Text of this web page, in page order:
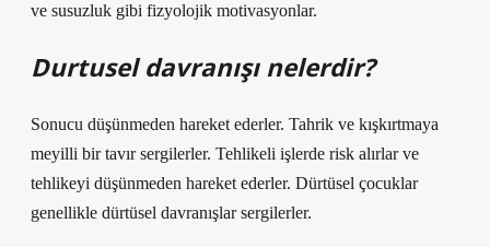
ve susuzluk gibi fizyolojik motivasyonlar.
Durtusel davranışı nelerdir?
Sonucu düşünmeden hareket ederler. Tahrik ve kışkırtmaya
meyilli bir tavır sergilerler. Tehlikeli işlerde risk alırlar ve
tehlikeyi düşünmeden hareket ederler. Dürtüsel çocuklar
genellikle dürtüsel davranışlar sergilerler.